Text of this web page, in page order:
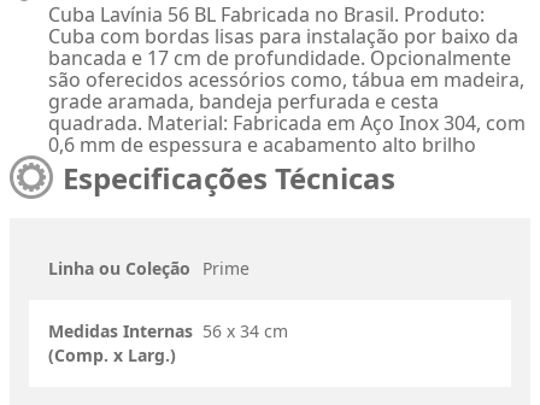
Cuba Lavínia 56 BL Fabricada no Brasil. Produto:
Cuba com bordas lisas para instalação por baixo da
bancada e 17 cm de profundidade. Opcionalmente
são oferecidos acessórios como, tábua em madeira,
grade aramada, bandeja perfurada e cesta
quadrada. Material: Fabricada em Aço Inox 304, com
0,6 mm de espessura e acabamento alto brilho
Especificações Técnicas
Linha ou Coleção Prime
Medidas Internas
(Comp. x Larg.)
56 x 34 cm